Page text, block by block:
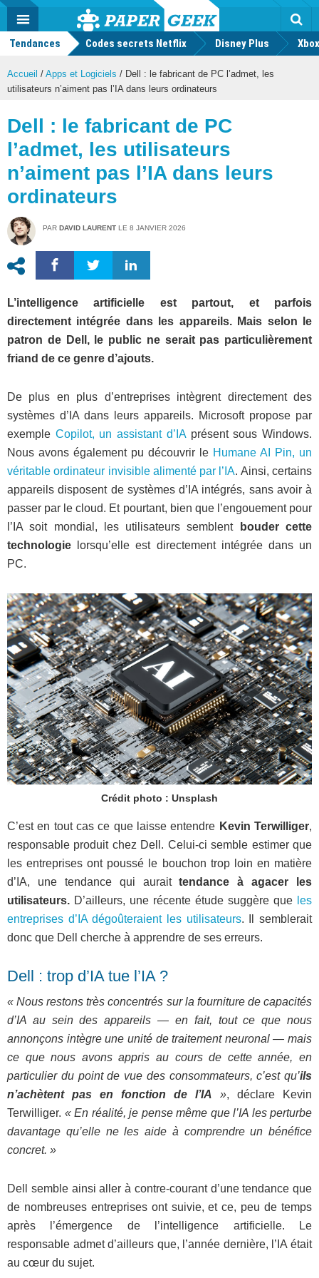
Actu
geek
MENU
Tendances Codes secrets Netflix Disney Plus
Accueil / Apps et Logiciels / Dell : le fabricant de PC l’admet, les
utilisateurs n’aiment pas l’IA dans leurs ordinateurs
Dell : le fabricant de PC
l’admet, les utilisateurs
n’aiment pas l’IA dans leurs
ordinateurs
PAR DAVID LAURENT LE 8 JANVIER 2026
L’intelligence artificielle est partout, et parfois
directement intégrée dans les appareils. Mais selon le
patron de Dell, le public ne serait pas particulièrement
friand de ce genre d’ajouts.
De plus en plus d’entreprises intègrent directement des
systèmes d’IA dans leurs appareils. Microsoft propose par
exemple Copilot, un assistant d’IAprésent sous Windows.
Nous avons également pu découvrir le Humane AI Pin, un
véritable ordinateur invisible alimenté par l’IA. Ainsi, certains
appareils disposent de systèmes d’IA intégrés, sans avoir à
passer par le cloud. Et pourtant, bien que l’engouement pour
l’IA soit mondial, les utilisateurs semblent
bouder cette
technologie lorsqu’elle est directement intégrée dans un
PC.
Crédit photo : Unsplash
C’est en tout cas ce que laisse entendre Kevin Terwilliger,
responsable produit chez Dell. Celui-ci semble estimer que
les entreprises ont poussé le bouchon trop loin en matière
d’IA, une tendance qui auraittendance à agacer les
utilisateurs. D’ailleurs, une récente étude suggère que les
entreprises d’IA dégoûteraient les utilisateurs. Il semblerait
donc que Dell cherche à apprendre de ses erreurs.
Dell : trop d’IA tue l’IA ?
« Nous restons très concentrés sur la fourniture de capacités
d’IA au sein des appareils — en fait, tout ce que nous
annonçons intègre une unité de traitement neuronal — mais
ce que nous avons appris au cours de cette année, en
particulier du point de vue des consommateurs, c’est qu’ils
n’achètent pas en fonction de l’IA », déclare Kevin
Terwilliger. « En réalité, je pense même que l’IA les perturbe
davantage qu’elle ne les aide à comprendre un bénéfice
concret. »
Dell semble ainsi aller à contre-courant d’une tendance que
de nombreuses entreprises ont suivie, et ce, peu de temps
après l’émergence de l’intelligence artificielle. Le
responsable admet d’ailleurs que, l’année dernière, l’IA était
au cœur du sujet.
Mode
FacebookTwitter Youtube